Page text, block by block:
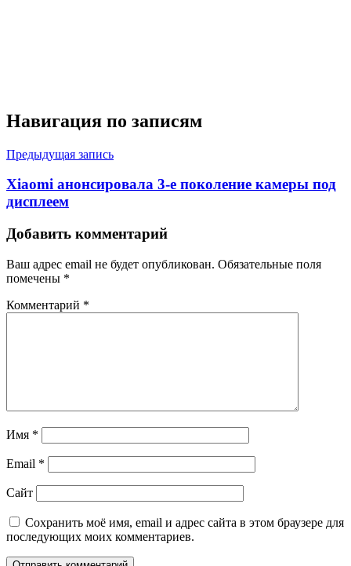
Навигация по записям
Предыдущая запись
Xiaomi анонсировала 3-е поколение камеры под
дисплеем
Добавить комментарий
Ваш адрес email не будет опубликован. Обязательные поля
помечены *
Комментарий *
Имя *
Email *
Сайт
Сохранить моё имя, email и адрес сайта в этом браузере для
последующих моих комментариев.